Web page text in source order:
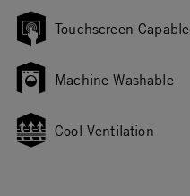
Touchscreen Capable
Machine Washable
Cool Ventilation